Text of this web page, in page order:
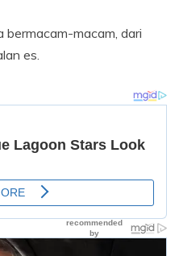
bermacam-macam, dari
es.